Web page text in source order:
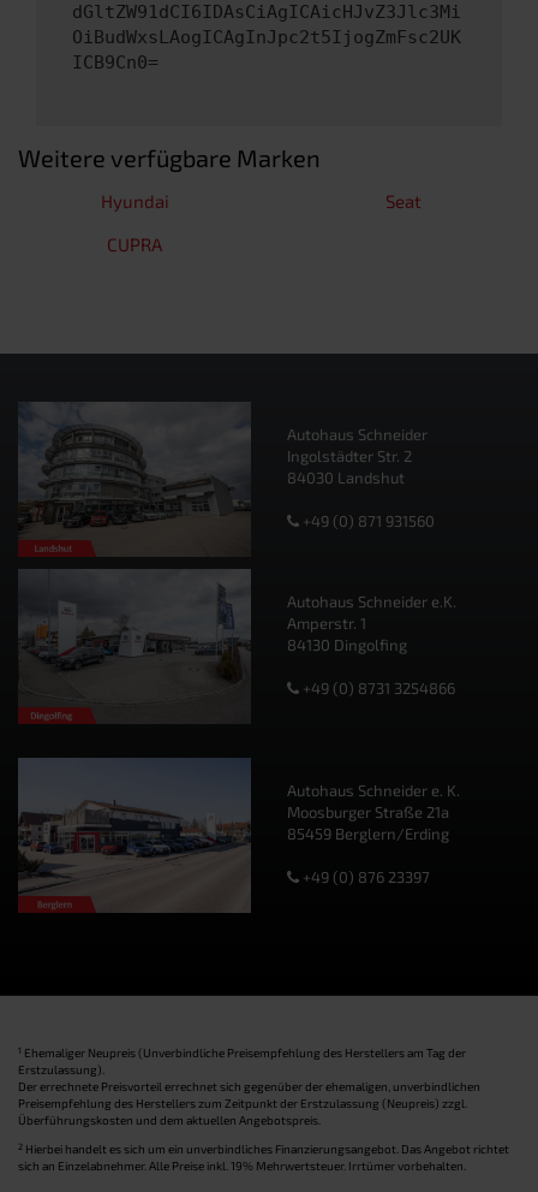
dGltZW91dCI6IDAsCiAgICAicHJvZ3Jlc3Mi
OiBudWxsLAogICAgInJpc2t5IjogZmFsc2UK
ICB9Cn0=
Weitere verfügbare Marken
Hyundai
Seat
CUPRA
Autohaus Schneider
Ingolstädter Str. 2
84030 Landshut
+49 (0) 871 931560
Autohaus Schneider e.K.
Amperstr. 1
84130 Dingolfing
+49 (0) 8731 3254866
Autohaus Schneider e. K.
Moosburger Straße 21a
85459 Berglern/Erding
+49 (0) 876 23397
1 Ehemaliger Neupreis (Unverbindliche Preisempfehlung des Herstellers am Tag der
Erstzulassung).
Der errechnete Preisvorteil errechnet sich gegenüber der ehemaligen, unverbindlichen
Preisempfehlung des Herstellers zum Zeitpunkt der Erstzulassung (Neupreis) zzgl.
Überführungskosten und dem aktuellen Angebotspreis.
2 Hierbei handelt es sich um ein unverbindliches Finanzierungsangebot. Das Angebot richtet
sich an Einzelabnehmer. Alle Preise inkl. 19% Mehrwertsteuer. Irrtümer vorbehalten.